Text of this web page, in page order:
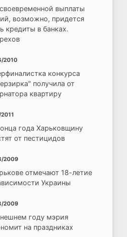
выплаты
возможно, придется
кредиты в банках.
2010
конкурса
получила от
квартиру
года Харьковщину
от пестицидов
2009
отмечают 18-летие
Украины
2009
году мэрия
на праздниках